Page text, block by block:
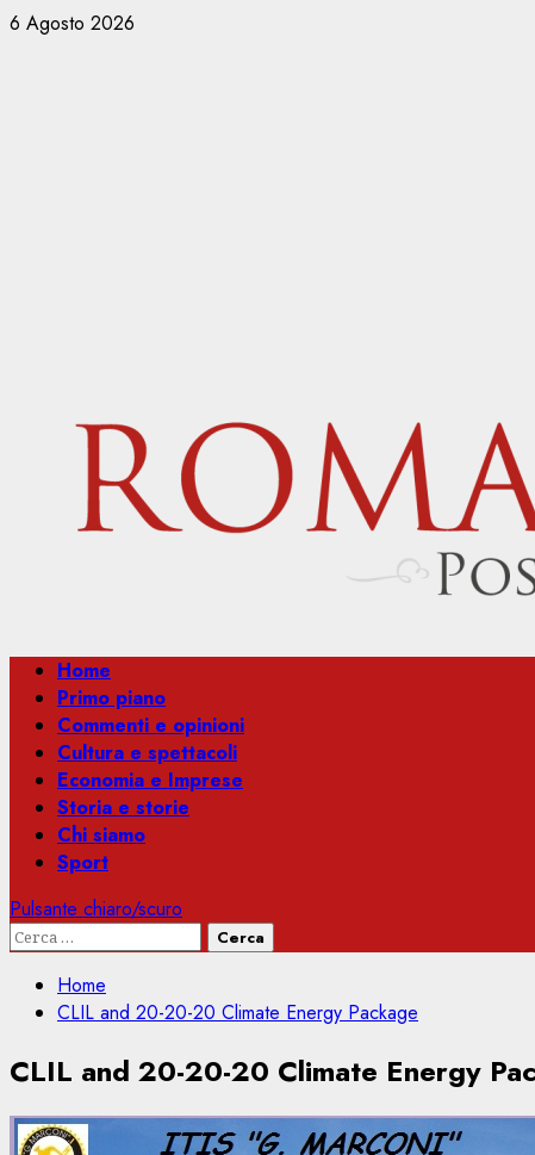
Vai
6 Agosto 2026
Menu
principale
Home
Primo piano
Commenti e opinioni
Cultura e spettacoli
Economia e Imprese
Storia e storie
Chi siamo
Sport
Pulsante chiaro/scuro
Ricerca
Home
CLIL and 20-20-20 Climate Energy Package
CLIL and 20-20-20 Climate Energy